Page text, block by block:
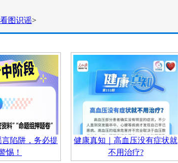
看图识谣>
陷阱，务必提
惕！
健康真知｜高血压没有症状就
不用治疗?